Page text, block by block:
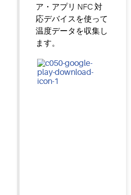
ア・アプリ NFC 対
応デバイスを使って
温度データを収集し
ます。